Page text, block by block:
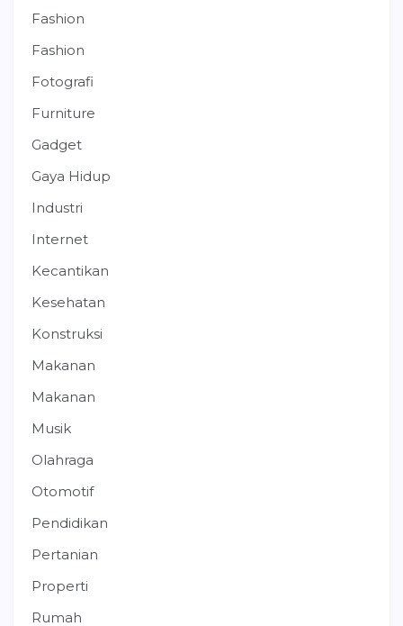
Fashion
Fashion
Fotografi
Furniture
Gadget
Gaya Hidup
Industri
Internet
Kecantikan
Kesehatan
Konstruksi
Makanan
Makanan
Musik
Olahraga
Otomotif
Pendidikan
Pertanian
Properti
Rumah